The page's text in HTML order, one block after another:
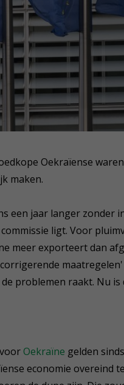
Oekraïense
maken.
een jaar langer zonder
ligt. Voor
meer exporteert dan
problemen raakt. Nu
Oekraïne gelden
economie overeind